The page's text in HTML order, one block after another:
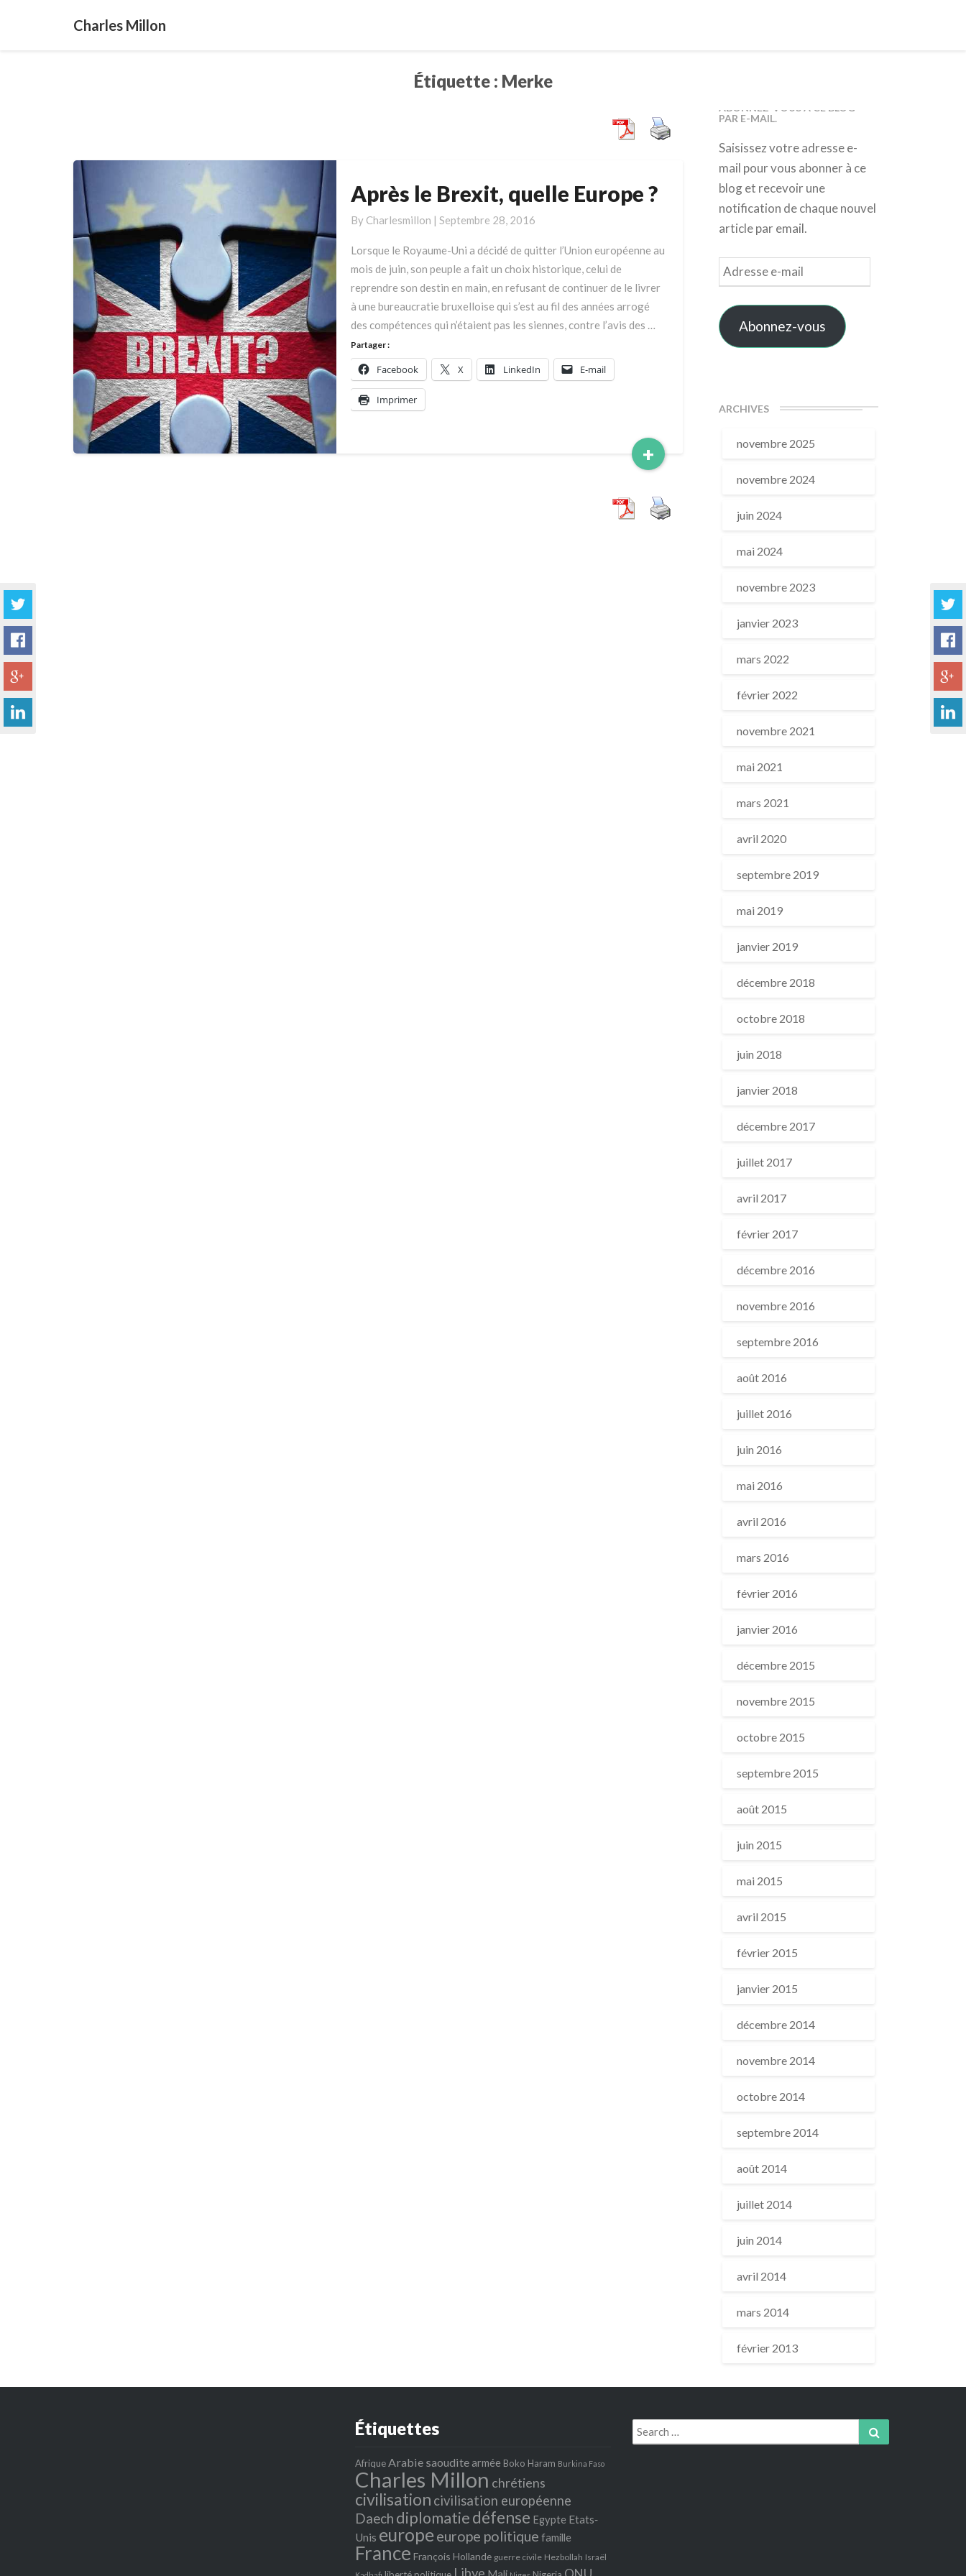
Charles Millon
Étiquette : Merke
Après
Brexit,
quelle
Europe
Après le Brexit, quelle Europe ?
By Charlesmillon | Septembre 28, 2016
Lorsque le Royaume-Uni a décidé de quitter l’Union européenne au
mois de juin, son peuple a fait un choix historique, celui de
reprendre son destin en main, en refusant de continuer de le livrer
à une bureaucratie bruxelloise qui s’est au fil des années arrogé
des compétences qui n’étaient pas les siennes, contre l’avis des …
+Read
More
Partager :
Facebook X LinkedIn E-mail
Imprimer
ABONNEZ-VOUS À CE BLOG
PAR E-MAIL.
Saisissez votre adresse e-
mail pour vous abonner à ce
blog et recevoir une
notification de chaque nouvel
article par email.
Adresse
e-
mail
Abonnez-vous
ARCHIVES
novembre 2025
novembre 2024
juin 2024
mai 2024
novembre 2023
janvier 2023
mars 2022
février 2022
novembre 2021
mai 2021
mars 2021
avril 2020
septembre 2019
mai 2019
janvier 2019
décembre 2018
octobre 2018
juin 2018
janvier 2018
décembre 2017
juillet 2017
avril 2017
février 2017
décembre 2016
novembre 2016
septembre 2016
août 2016
juillet 2016
juin 2016
mai 2016
avril 2016
mars 2016
février 2016
janvier 2016
décembre 2015
novembre 2015
octobre 2015
septembre 2015
août 2015
juin 2015
mai 2015
avril 2015
février 2015
janvier 2015
décembre 2014
novembre 2014
octobre 2014
septembre 2014
août 2014
juillet 2014
juin 2014
avril 2014
mars 2014
février 2013
Étiquettes
Afrique Arabie saoudite armée Boko Haram Burkina Faso
Charles Millon chrétiens
civilisation civilisation européenne
Daech diplomatiedéfense Egypte Etats‐
Unis europeeurope politique famille
France François Hollande guerre civile Hezbollah Israël
Search
for: